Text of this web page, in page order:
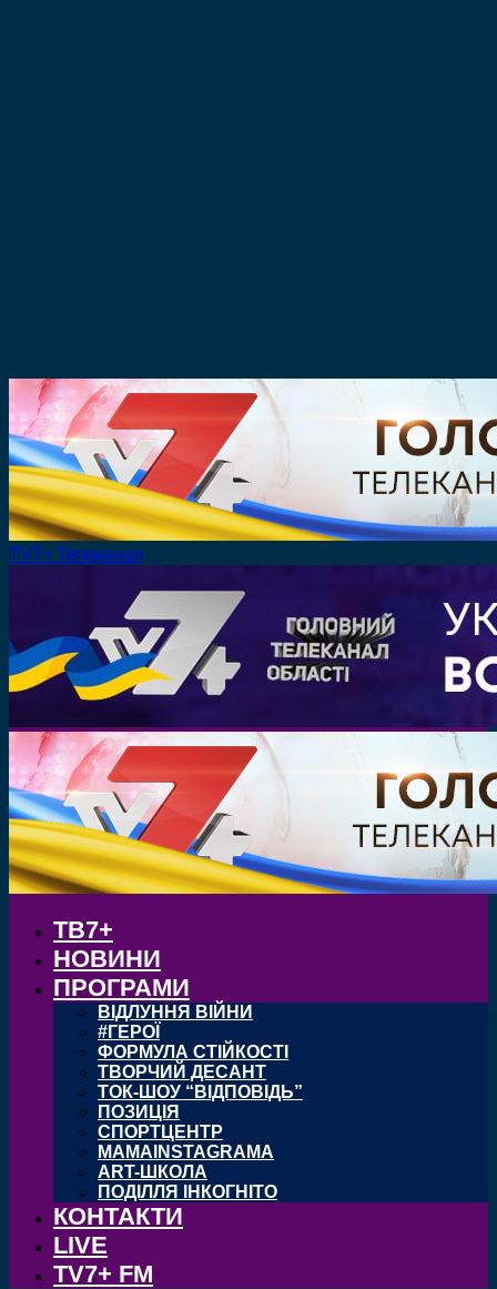
TV7+ Телеканал
ТВ7+
НОВИНИ
ПРОГРАМИ
ВІДЛУННЯ ВІЙНИ
#ГЕРОЇ
ФОРМУЛА СТІЙКОСТІ
ТВОРЧИЙ ДЕСАНТ
ТОК-ШОУ “ВІДПОВІДЬ”
ПОЗИЦІЯ
СПОРТЦЕНТР
MAMAINSTAGRAMA
ART-ШКОЛА
ПОДІЛЛЯ ІНКОГНІТО
КОНТАКТИ
LIVE
TV7+ FM